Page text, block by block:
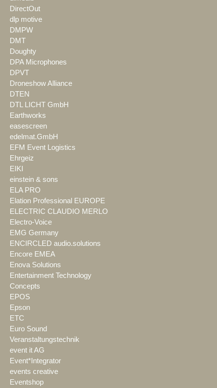
DirectOut
dlp motive
DMPW
DMT
Doughty
DPA Microphones
DPVT
Droneshow Alliance
DTEN
DTL LICHT GmbH
Earthworks
easescreen
edelmat.GmbH
EFM Event Logistics
Ehrgeiz
EIKI
einstein & sons
ELA PRO
Elation Professional EUROPE
ELECTRIC CLAUDIO MERLO
Electro-Voice
EMG Germany
ENCIRCLED audio.solutions
Encore EMEA
Enova Solutions
Entertainment Technology
Concepts
EPOS
Epson
ETC
Euro Sound
Veranstaltungstechnik
event it AG
Event*Integrator
events creative
Eventshop